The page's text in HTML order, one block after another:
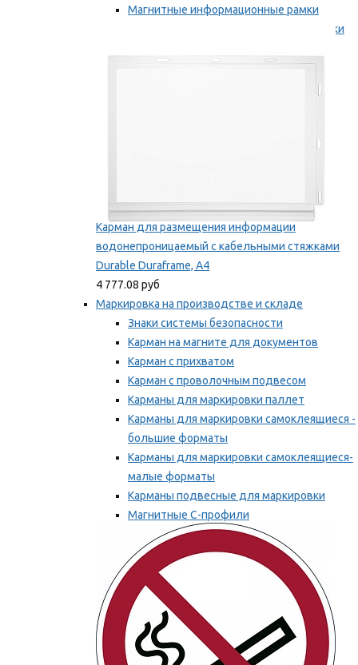
Магнитные информационные рамки
Самоклеящиеся информационные рамки
Карман для размещения информации
водонепроницаемый с кабельными стяжками
Durable Duraframe, А4
4 777.08 руб
Маркировка на производстве и складе
Знаки системы безопасности
Карман на магните для документов
Карман с прихватом
Карман с проволочным подвесом
Карманы для маркировки паллет
Карманы для маркировки самоклеящиеся -
большие форматы
Карманы для маркировки самоклеящиеся-
малые форматы
Карманы подвесные для маркировки
Магнитные С-профили
Напольная маркировка
Мы рекомендуем